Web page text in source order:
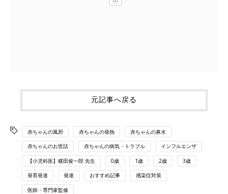
元記事へ戻る
赤ちゃんの風邪 赤ちゃんの発熱 赤ちゃんの鼻水
赤ちゃんのお世話 赤ちゃんの病気・トラブル インフルエンザ
【小児科医】横田俊一郎 先生 0歳 1歳 2歳 3歳
発育発達 発達 おすすめ記事 感染症対策
医師・専門家監修